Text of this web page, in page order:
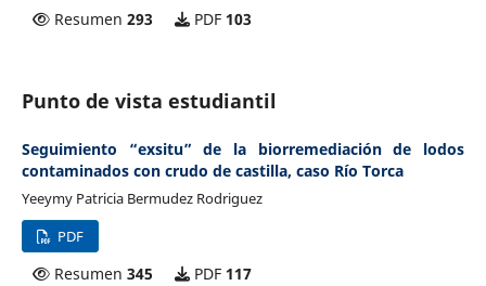
Resumen 293 PDF 103
Punto de vista estudiantil
Seguimiento “exsitu” de la biorremediación de lodos
contaminados con crudo de castilla, caso Río Torca
Yeeymy Patricia Bermudez Rodriguez
PDF
Resumen 345 PDF 117